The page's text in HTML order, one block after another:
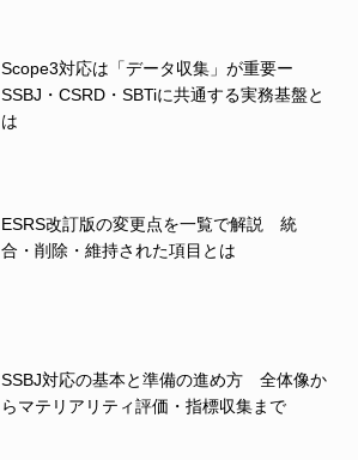
Scope3対応は「データ収集」が重要ー
SSBJ・CSRD・SBTiに共通する実務基盤と
は
ESRS改訂版の変更点を一覧で解説 統
合・削除・維持された項目とは
SSBJ対応の基本と準備の進め方 全体像か
らマテリアリティ評価・指標収集まで